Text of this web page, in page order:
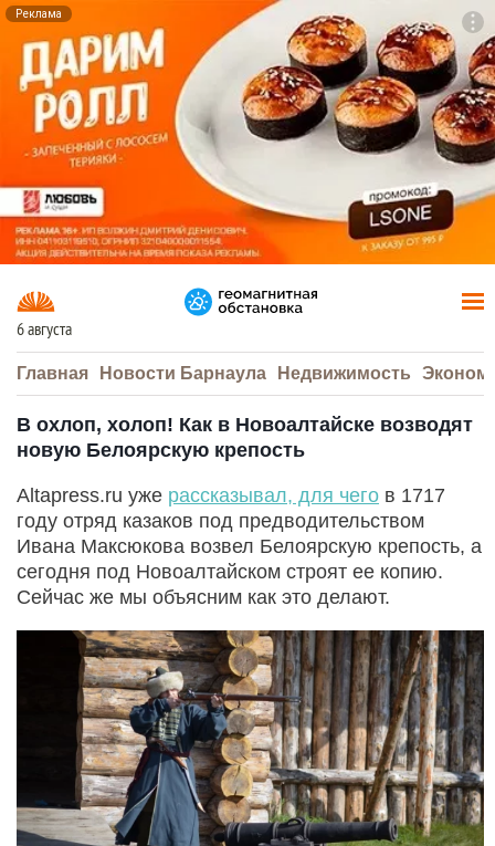
Реклама
6 августа
Главная Новости Барнаула Недвижимость
В охлоп, холоп! Как в Новоалтайске возводят
новую Белоярскую крепость
Altapress.ru уже рассказывал, для чего в 1717
году отряд казаков под предводительством
Ивана Максюкова возвел Белоярскую крепость, а
сегодня под Новоалтайском строят ее копию.
Сейчас же мы объясним как это делают.